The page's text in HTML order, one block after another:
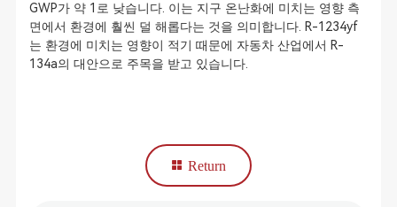
GWP가 약 1로 낮습니다. 이는 지구 온난화에 미치는 영향 측
면에서 환경에 훨씬 덜 해롭다는 것을 의미합니다. R-1234yf
는 환경에 미치는 영향이 적기 때문에 자동차 산업에서 R-
134a의 대안으로 주목을 받고 있습니다.
Return